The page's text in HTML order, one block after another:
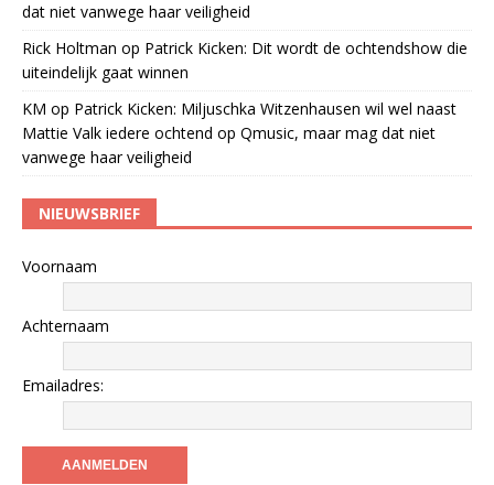
dat niet vanwege haar veiligheid
Rick Holtman op Patrick Kicken: Dit wordt de ochtendshow die
uiteindelijk gaat winnen
KM op Patrick Kicken: Miljuschka Witzenhausen wil wel naast
Mattie Valk iedere ochtend op Qmusic, maar mag dat niet
vanwege haar veiligheid
NIEUWSBRIEF
Voornaam
Achternaam
Emailadres: